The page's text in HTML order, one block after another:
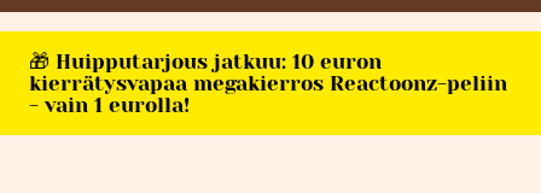
🎁 Huipputarjous jatkuu: 10 euron
kierrätysvapaa megakierros Reactoonz-peliin
- vain 1 eurolla!